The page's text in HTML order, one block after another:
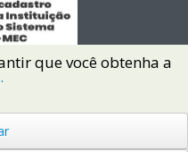
de Santa Catarina IFSC
que você obtenha a